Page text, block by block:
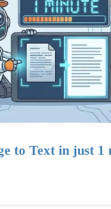
to Text in just 1